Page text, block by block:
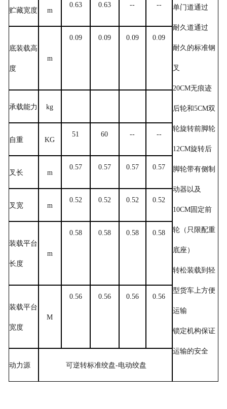
单门道通过
耐久道通过
耐久的标准钢
叉
20CM无痕迹
后轮和5CM双
轮旋转前脚轮
12CM旋转后
脚轮带有侧制
动器以及
10CM固定前
轮（只限配重
底座）
转松装载到轻
型货车上方便
运输
锁定机构保证
运输的安全
贮藏宽度 m
0.63 0.63 -- --
底装载高
度
m
0.09 0.09 0.09 0.09
承载能力 kg
自重 KG
51 60 -- --
叉长 m
0.57 0.57 0.57 0.57
叉宽 m
0.52 0.52 0.52 0.52
装载平台
长度
m
0.58 0.58 0.58 0.58
装载平台
宽度
M
0.56 0.56 0.56 0.56
动力源 可逆转标准绞盘-电动绞盘